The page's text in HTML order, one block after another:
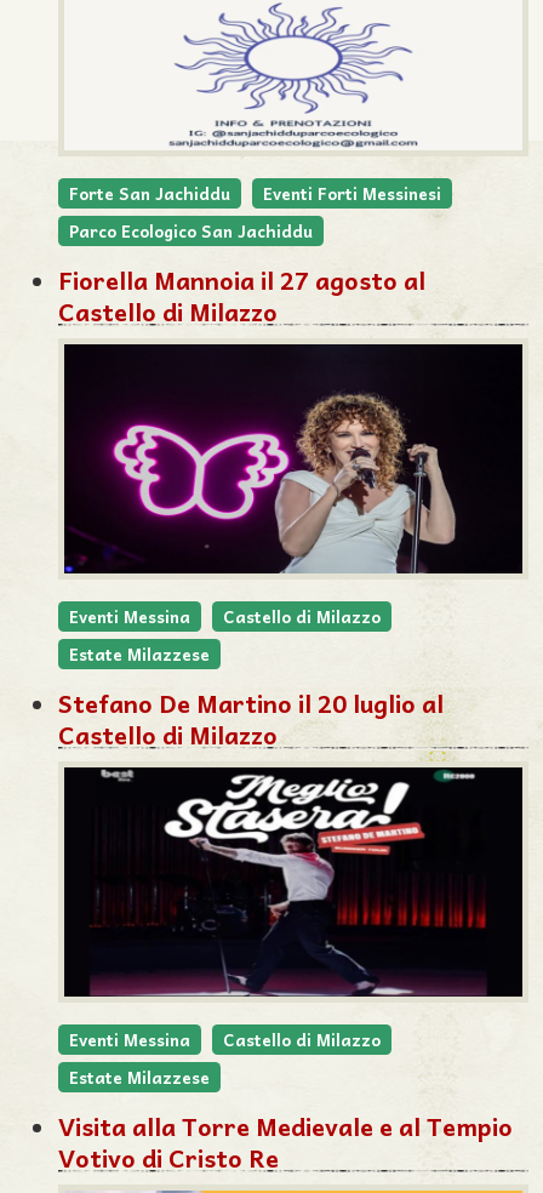
Forte San Jachiddu
Eventi Forti Messinesi
Parco Ecologico San Jachiddu
Fiorella Mannoia il 27 agosto al
Castello di Milazzo
Eventi Messina
Castello di Milazzo
Estate Milazzese
Stefano De Martino il 20 luglio al
Castello di Milazzo
Eventi Messina
Castello di Milazzo
Estate Milazzese
Visita alla Torre Medievale e al Tempio
Votivo di Cristo Re